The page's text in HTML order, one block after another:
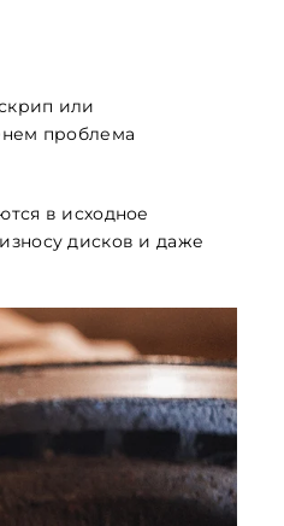
или
проблема
в исходное
дисков и даже